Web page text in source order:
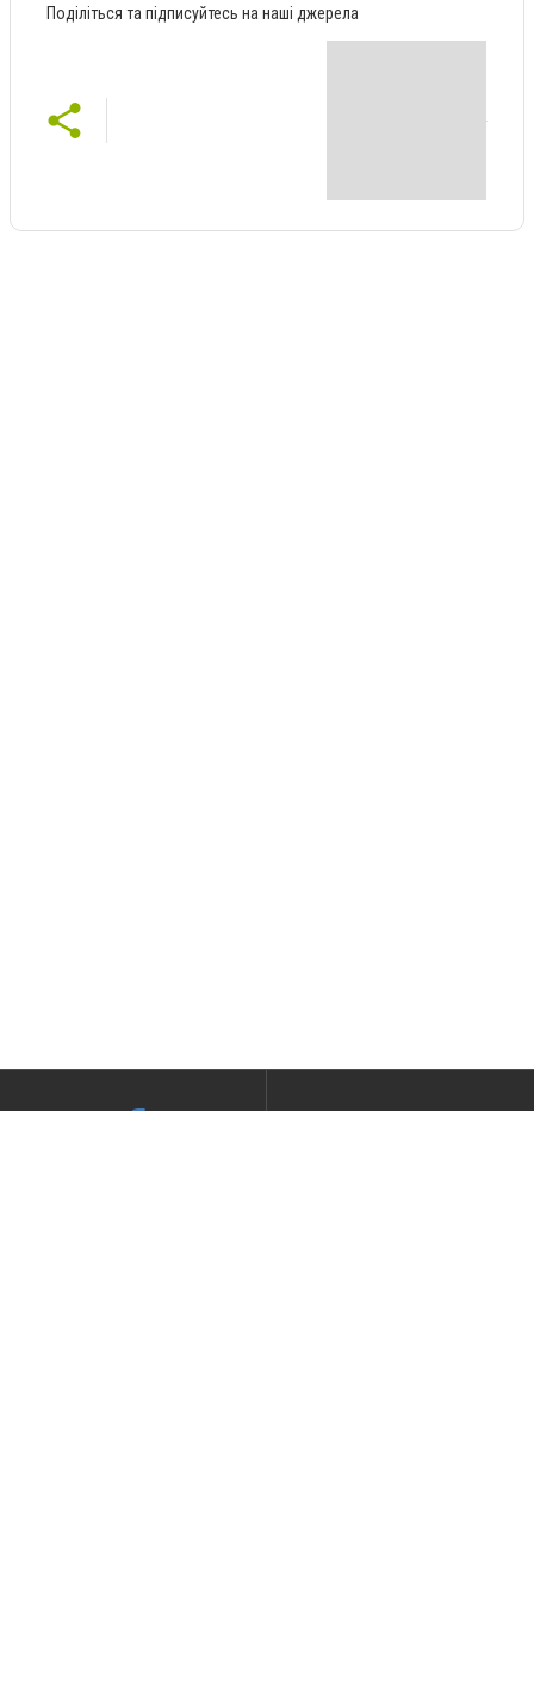
Поділіться та підписуйтесь на наші джерела